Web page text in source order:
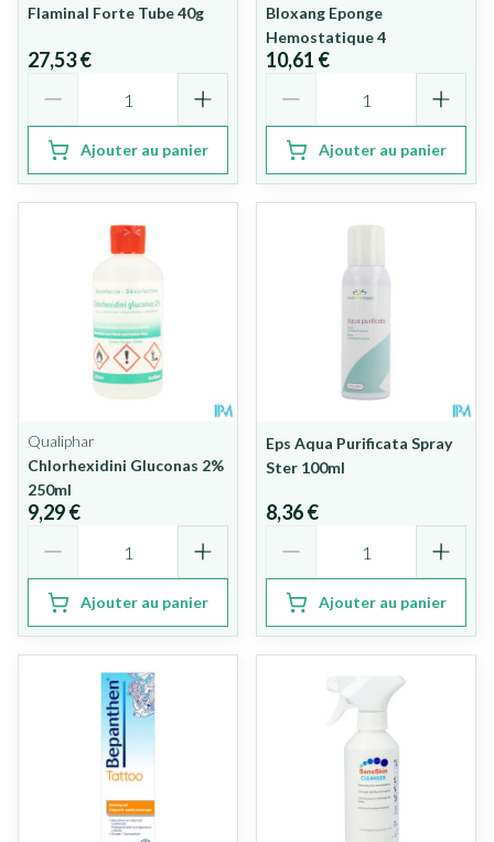
Flaminal Forte Tube 40g
27,53 €
Ajouter au panier
Bloxang Eponge
Hemostatique 4
10,61 €
Ajouter au panier
Qualiphar
Chlorhexidini Gluconas 2%
250ml
9,29 €
Ajouter au panier
Eps Aqua Purificata Spray
Ster 100ml
8,36 €
Ajouter au panier